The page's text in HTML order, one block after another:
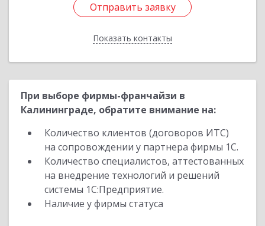
Отправить заявку
Показать контакты
Отправить заявку
Назад
При выборе фирмы-франчайзи в
Калининграде, обратите внимание на:
Количество клиентов (договоров ИТС)
на сопровождении у партнера фирмы 1С.
Количество специалистов, аттестованных
на внедрение технологий и решений
системы 1С:Предприятие.
Наличие у фирмы статуса